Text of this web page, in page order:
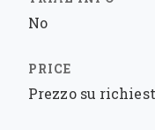
No
Prezzo su